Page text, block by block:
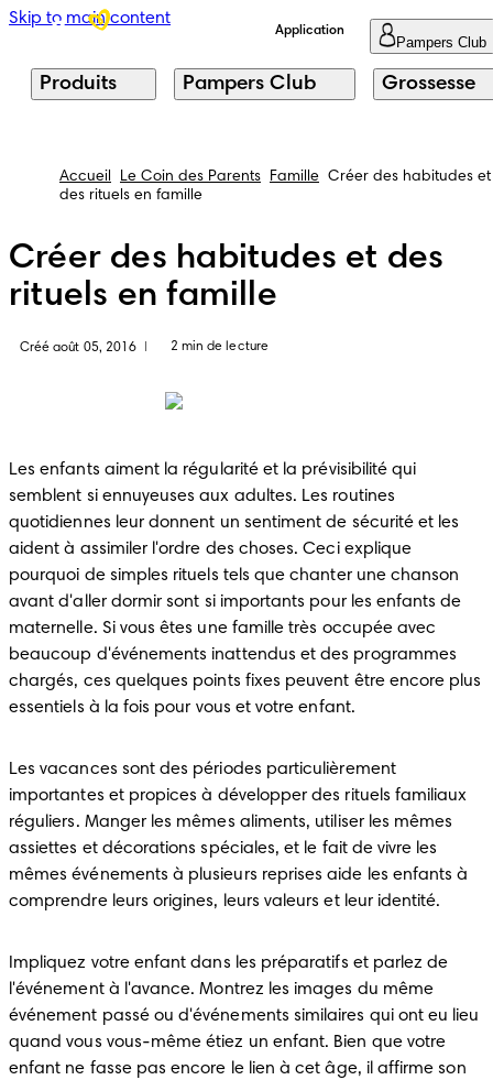
Skip to main content
Application
Pampers Club
Produits Pampers Club Grossesse
Accueil Le Coin des Parents Famille Créer des habitudes et
des rituels en famille
Créer des habitudes et des
rituels en famille
Créé août 05, 2016 2 min de lecture
Les enfants aiment la régularité et la prévisibilité qui
semblent si ennuyeuses aux adultes. Les routines
quotidiennes leur donnent un sentiment de sécurité et les
aident à assimiler l'ordre des choses. Ceci explique
pourquoi de simples rituels tels que chanter une chanson
avant d'aller dormir sont si importants pour les enfants de
maternelle. Si vous êtes une famille très occupée avec
beaucoup d'événements inattendus et des programmes
chargés, ces quelques points fixes peuvent être encore plus
essentiels à la fois pour vous et votre enfant.
Les vacances sont des périodes particulièrement
importantes et propices à développer des rituels familiaux
réguliers. Manger les mêmes aliments, utiliser les mêmes
assiettes et décorations spéciales, et le fait de vivre les
mêmes événements à plusieurs reprises aide les enfants à
comprendre leurs origines, leurs valeurs et leur identité.
Impliquez votre enfant dans les préparatifs et parlez de
l'événement à l'avance. Montrez les images du même
événement passé ou d'événements similaires qui ont eu lieu
quand vous vous-même étiez un enfant. Bien que votre
enfant ne fasse pas encore le lien à cet âge, il affirme son